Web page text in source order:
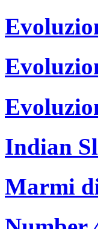
Indian
Marmi